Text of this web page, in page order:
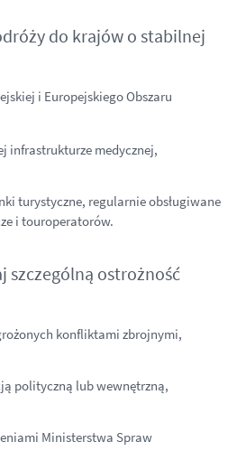
do krajów o stabilnej
i Europejskiego Obszaru
infrastrukturze medycznej,
turystyczne, regularnie obsługiwane
i touroperatorów.
szczególną ostrożność
konfliktami zbrojnymi,
polityczną lub wewnętrzną,
Ministerstwa Spraw